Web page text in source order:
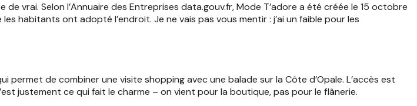
vrai. Selon l’Annuaire des Entreprises data.gouv.fr, Mode T’adore a été créée le 15 octobre
habitants ont adopté l’endroit. Je ne vais pas vous mentir : j’ai un faible pour les
de combiner une visite shopping avec une balade sur la Côte d’Opale. L’accès est
justement ce qui fait le charme – on vient pour la boutique, pas pour le flânerie.